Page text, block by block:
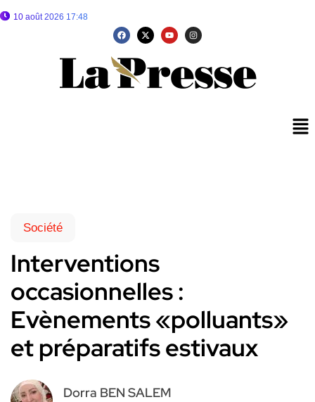
10 août 2026 17:48
Société
Interventions
occasionnelles :
Evènements «polluants»
et préparatifs estivaux
Dorra BEN SALEM